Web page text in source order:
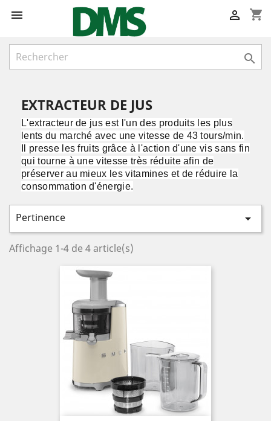
 shopping_cart


EXTRACTEUR DE JUS
L'extracteur de jus est l'un des produits les plus
lents du marché avec une vitesse de 43 tours/min.
Il presse les fruits grâce à l'action d'une vis sans fin
qui tourne à une vitesse très réduite afin de
préserver au mieux les vitamines et de réduire la
consommation d'énergie.
Pertinence 
Affichage 1-4 de 4 article(s)